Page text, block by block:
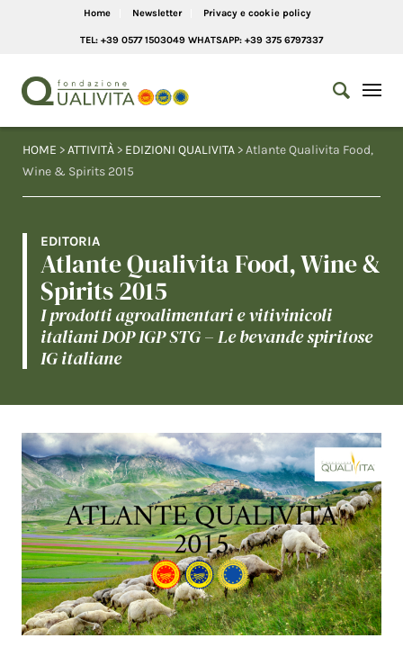
Home Newsletter Privacy e cookie policy
TEL: +39 0577 1503049 WHATSAPP: +39 375 6797337
HOME >ATTIVITÀ > EDIZIONI QUALIVITA > Atlante Qualivita Food,
Wine & Spirits 2015
EDITORIA
Atlante Qualivita Food, Wine &
Spirits 2015
I prodotti agroalimentari e vitivinicoli
italiani DOP IGP STG – Le bevande spiritose
IG italiane